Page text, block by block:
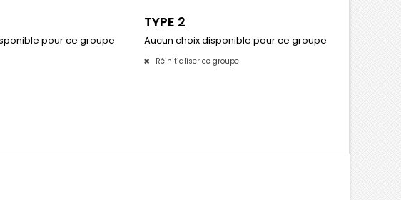
pour ce groupe
TYPE 2
Aucun choix disponible pour ce groupe
Réinitialiser ce groupe